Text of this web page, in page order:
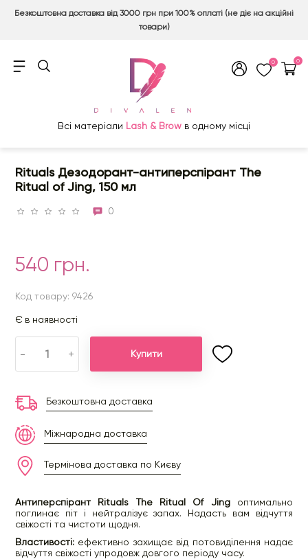
Безкоштовна доставка від 3000 грн при 100% оплаті (не діє на акційні
товари)
0 0
Всі матеріали Lash & Brow в одному місці
Rituals Дезодорант-антиперспірант The
Ritual of Jing, 150 мл
0
540 грн.
Код товару: 9426
Є в наявності
- + Купити
Безкоштовна доставка
Міжнародна доставка
Термінова доставка по Києву
Антиперспірант Rituals The Ritual Of Jingоптимально
поглинає піт і нейтралізує запах. Надасть вам відчуття
свіжості та чистоти щодня.
Властивості: ефективно захищає від потовиділення надає
відчуття свіжості упродовж довгого періоду часу.